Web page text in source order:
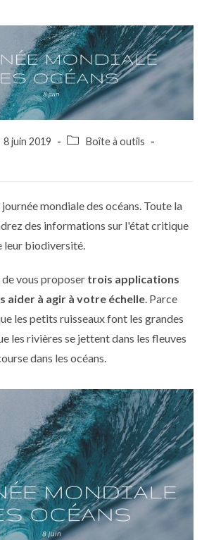
:
8 juin 2019
PostBoîte à outils
mondiale des océans. Toute la
des informations sur l'état critique
leur biodiversité.
vous proposer trois applications
aider à agir à votre échelle. Parce
les petits ruisseaux font les grandes
les rivières se jettent dans les fleuves
dans les océans.